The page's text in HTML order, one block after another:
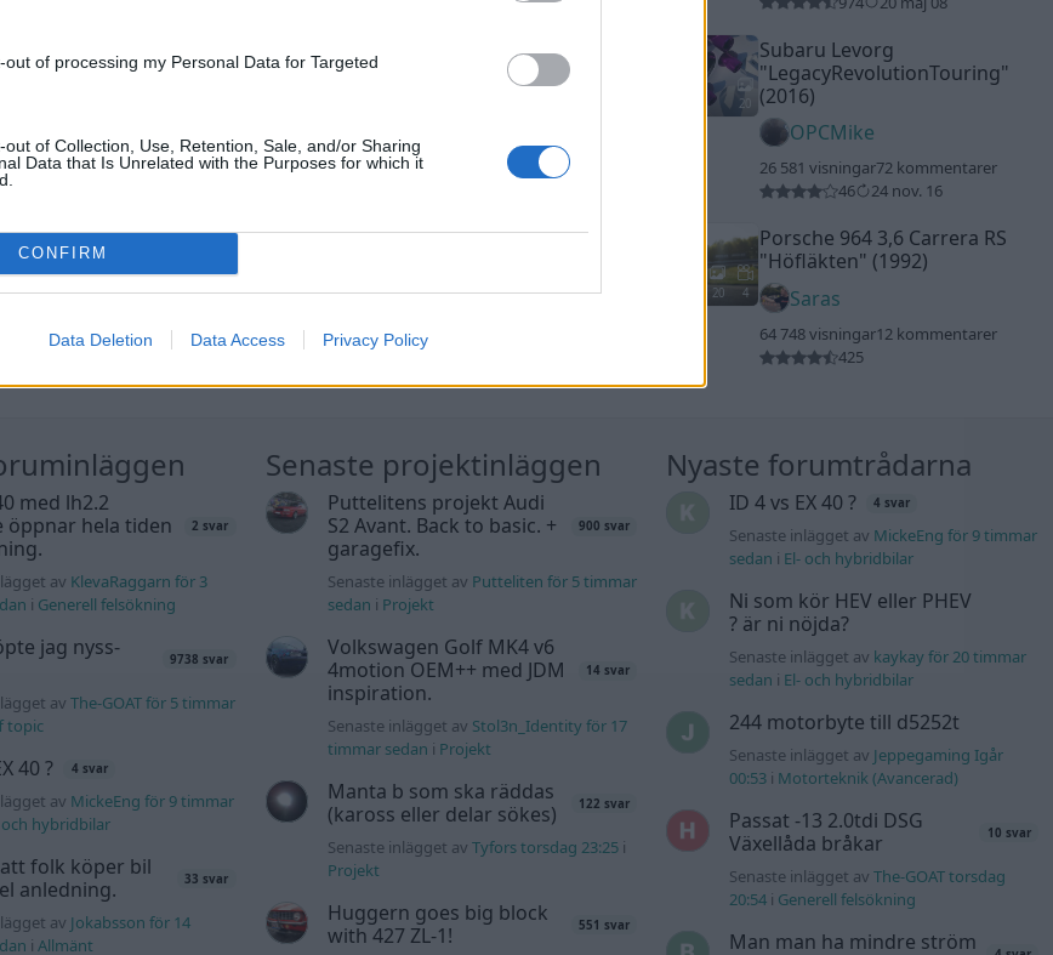
out of processing my Personal Data for Targeted
out of Collection, Use, Retention, Sale, and/or Sharing
Data that Is Unrelated with the Purposes for which it
CONFIRM
Data Deletion Data Access Privacy Policy
20
Subaru Levorg
"LegacyRevolutionTouring"
(2016)
OPCMike
26 581 visningar72 kommentarer
46
24 nov. 16
20 4
Porsche 964 3,6 Carrera RS
"Höfläkten" (1992)
Saras
64 748 visningar12 kommentarer
425
med lh2.2
öppnar hela tiden
2 svar
av KlevaRaggarn för 3
i Generell felsökning
jag nyss-
9738 svar
avThe-GOAT för 5 timmar
topic
40 ? 4 svar
av MickeEng för 9 timmar
och hybridbilar
folk köper bil
anledning.
33 svar
av Jokabsson för 14
iAllmänt
Senaste projektinläggen
Puttelitens projekt Audi
S2 Avant. Back to basic. +
garagefix.
900 svar
Senaste inlägget av Putteliten för 5 timmar
sedan i Projekt
Volkswagen Golf MK4 v6
4motion OEM++ med JDM
inspiration.
14 svar
Senaste inlägget av Stol3n_Identity för 17
timmar sedan i Projekt
Manta b som ska räddas
(kaross eller delar sökes)
122 svar
Senaste inlägget av Tyfors torsdag 23:25i
Projekt
Huggern goes big block
with 427 ZL-1!
551 svar
Nyaste forumtrådarna
ID 4 vs EX 40 ? 4 svar
Senaste inlägget av MickeEng för 9 timmar
sedan i El- och hybridbilar
Ni som kör HEV eller PHEV
? är ni nöjda?
Senaste inlägget av kaykay för 20 timmar
sedan i El- och hybridbilar
244 motorbyte till d5252t
Senaste inlägget av Jeppegaming Igår
00:53i Motorteknik (Avancerad)
Passat -13 2.0tdi DSG
Växellåda bråkar
10 svar
Senaste inlägget av The-GOAT torsdag
20:54i Generell felsökning
Man man ha mindre ström